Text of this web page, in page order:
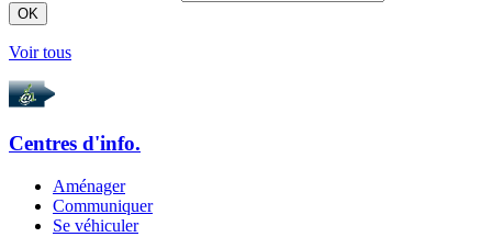
OK
Voir tous
Centres d'info.
Aménager
Communiquer
Se véhiculer